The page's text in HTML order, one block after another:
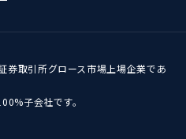
券取引所グロース市場上場企業であ
子会社です。